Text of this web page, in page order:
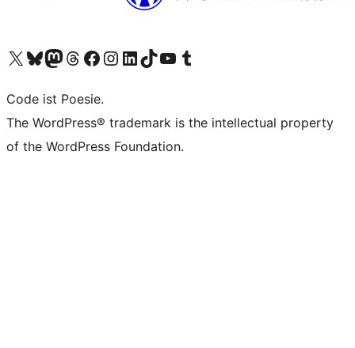
Das X-Konto (früher Twitter) von WordPress.org besuchen
Das Bluesky-Konto von WordPress.org besuchen
Das Mastodon-Konto von WordPress.org besuchen
Das Threads-Konto von WordPress.org besuchen
Die Facebook-Seite von WordPress.org besuchen
Das Instagram-Konto von WordPress.org besuchen
Das LinkedIn-Konto von WordPress.org besuchen
Das TikTok-Konto von WordPress.org besuchen
Den YouTube-Kanal von WordPress.org besuchen
Das Tumblr-Konto von WordPress.org besuchen
Code ist Poesie.
The WordPress® trademark is the intellectual property
of the WordPress Foundation.